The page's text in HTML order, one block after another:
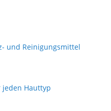
und Reinigungsmittel
Hauttyp